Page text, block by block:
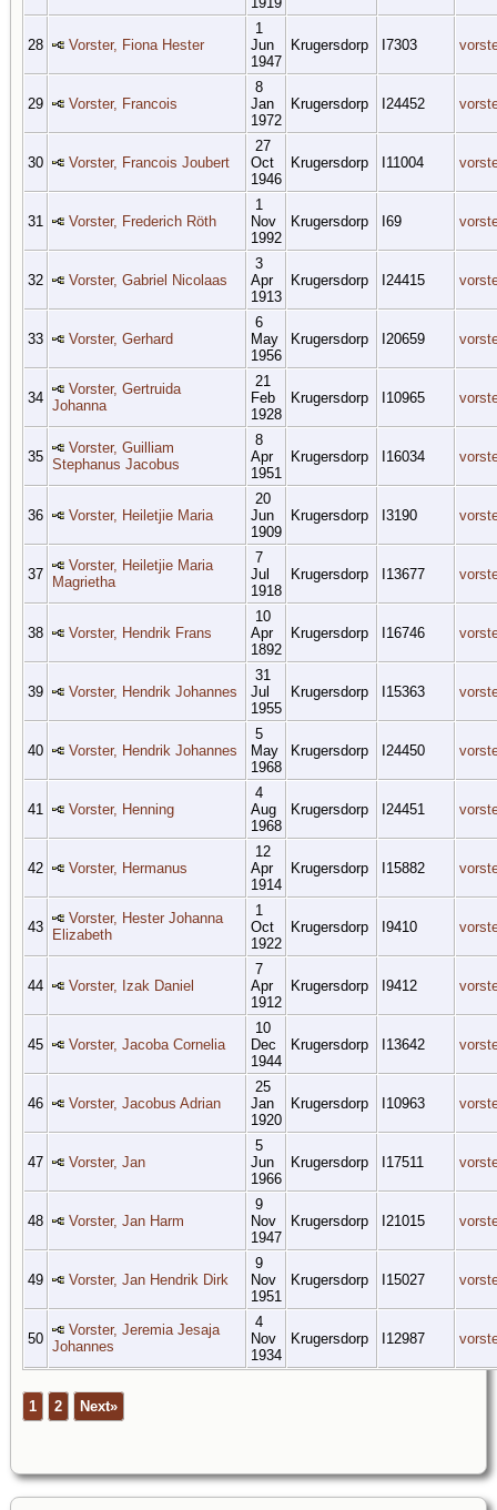
28 Vorster, Fiona Hester
1
Jun
1947
Krugersdorp I7303
29 Vorster, Francois
8
Jan
1972
Krugersdorp I24452
30 Vorster, Francois Joubert
27
Oct
1946
Krugersdorp I11004
31 Vorster, Frederich Röth
1
Nov
1992
Krugersdorp I69
32 Vorster, Gabriel Nicolaas
3
Apr
1913
Krugersdorp I24415
33 Vorster, Gerhard
6
May
1956
Krugersdorp I20659
34
Vorster, Gertruida
Johanna
21
Feb
1928
Krugersdorp I10965
35
Vorster, Guilliam
Stephanus Jacobus
8
Apr
1951
Krugersdorp I16034
36 Vorster, Heiletjie Maria
20
Jun
1909
Krugersdorp I3190
37
Vorster, Heiletjie Maria
Magrietha
7
Jul
1918
Krugersdorp I13677
38 Vorster, Hendrik Frans
10
Apr
1892
Krugersdorp I16746
39 Vorster, Hendrik Johannes
31
Jul
1955
Krugersdorp I15363
40 Vorster, Hendrik Johannes
5
May
1968
Krugersdorp I24450
41 Vorster, Henning
4
Aug
1968
Krugersdorp I24451
42 Vorster, Hermanus
12
Apr
1914
Krugersdorp I15882
43
Vorster, Hester Johanna
Elizabeth
1
Oct
1922
Krugersdorp I9410
44 Vorster, Izak Daniel
7
Apr
1912
Krugersdorp I9412
45 Vorster, Jacoba Cornelia
10
Dec
1944
Krugersdorp I13642
46 Vorster, Jacobus Adrian
25
Jan
1920
Krugersdorp I10963
47 Vorster, Jan
5
Jun
1966
Krugersdorp I17511
48 Vorster, Jan Harm
9
Nov
1947
Krugersdorp I21015
49 Vorster, Jan Hendrik Dirk
9
Nov
1951
Krugersdorp I15027
50
Vorster, Jeremia Jesaja
Johannes
4
Nov
1934
Krugersdorp I12987
1 2 Next»